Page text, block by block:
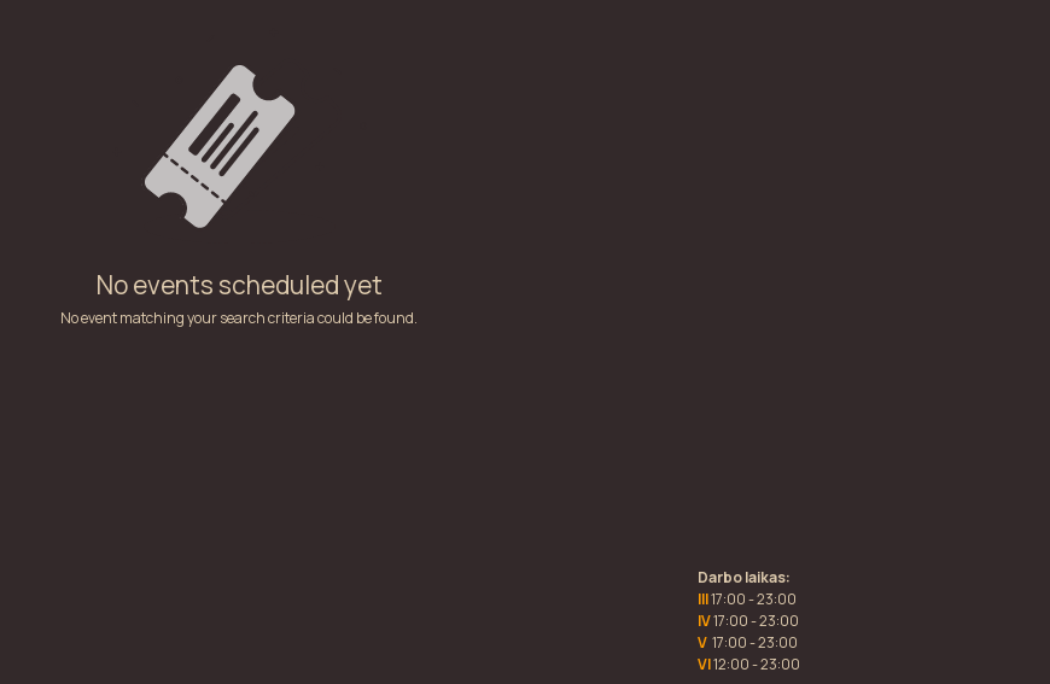
No events scheduled yet
No event matching your search criteria could be found.
Darbo laikas:
III17:00 - 23:00
IV17:00 - 23:00
V 17:00 - 23:00
VI12:00 - 23:00